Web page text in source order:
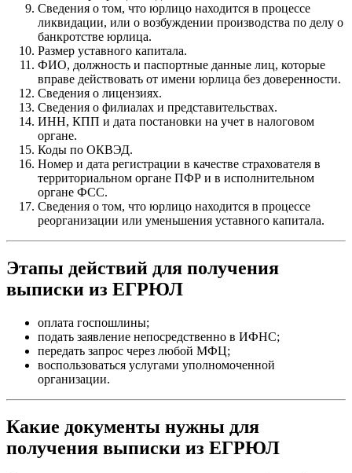
Сведения о том, что юрлицо находится в процессе
ликвидации, или о возбуждении производства по делу о
банкротстве юрлица.
Размер уставного капитала.
ФИО, должность и паспортные данные лиц, которые
вправе действовать от имени юрлица без доверенности.
Сведения о лицензиях.
Сведения о филиалах и представительствах.
ИНН, КПП и дата постановки на учет в налоговом
органе.
Коды по ОКВЭД.
Номер и дата регистрации в качестве страхователя в
территориальном органе ПФР и в исполнительном
органе ФСС.
Сведения о том, что юрлицо находится в процессе
реорганизации или уменьшения уставного капитала.
Этапы действий для получения
выписки из ЕГРЮЛ
оплата госпошлины;
подать заявление непосредственно в ИФНС;
передать запрос через любой МФЦ;
воспользоваться услугами уполномоченной
организации.
Какие документы нужны для
получения выписки из ЕГРЮЛ